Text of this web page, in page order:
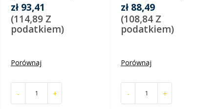
zł 93,41
(114,89 Z
podatkiem)
Porównaj
- +
zł 88,49
(108,84 Z
podatkiem)
Porównaj
- +